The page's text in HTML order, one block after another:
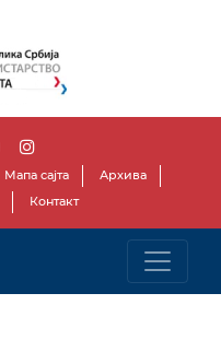
Мапа сајта
Архива
Контакт